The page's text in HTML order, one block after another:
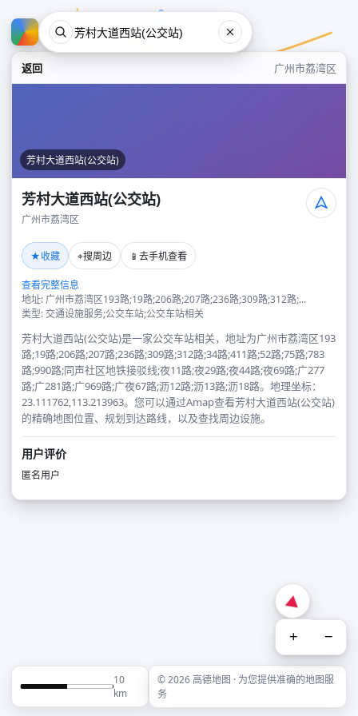
返回 广州市荔湾区
芳村大道西站(公交站)
芳村大道西站(公交站)
广州市荔湾区
★收藏 ⌖搜周边 📱 去手机查看
查看完整信息
地址: 广州市荔湾区193路;19路;206路;207路;236路;309路;312路;...
类型: 交通设施服务;公交车站;公交车站相关
芳村大道西站(公交站)是一家公交车站相关，地址为广州市荔湾区193
路;19路;206路;207路;236路;309路;312路;34路;411路;52路;75路;783
路;990路;同声社区地铁接驳线;夜11路;夜29路;夜44路;夜69路;广277
路;广281路;广969路;广夜67路;沥12路;沥13路;沥18路。地理坐标：
23.111762,113.213963。您可以通过Amap查看芳村大道西站(公交站)
的精确地图位置、规划到达路线，以及查找周边设施。
用户评价
匿名用户
+ −
10
km
© 2026 高德地图 · 为您提供准确的地图服
务